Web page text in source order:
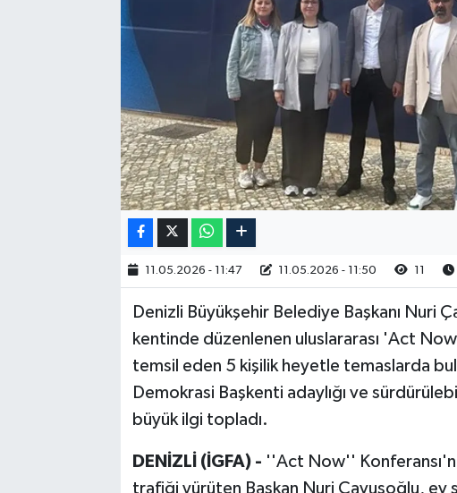
11.05.2026 - 11:47 11.05.2026 - 11:50
Denizli Büyükşehir Belediye Başkanı Nuri
kentinde düzenlenen uluslararası 'Act
temsil eden 5 kişilik heyetle temaslarda
Demokrasi Başkenti adaylığı ve
büyük ilgi topladı.
DENİZLİ (İGFA) - ''Act Now''
trafiği yürüten Başkan Nuri Çavuşoğlu, ev
RESMİ İLAN